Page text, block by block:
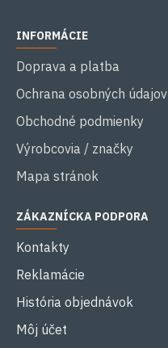
INFORMÁCIE
Doprava a platba
Ochrana osobných údajov
Obchodné podmienky
Výrobcovia / značky
Mapa stránok
ZÁKAZNÍCKA PODPORA
Kontakty
Reklamácie
História objednávok
Môj účet